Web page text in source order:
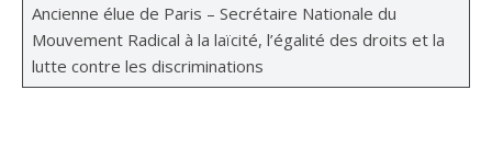
Ancienne élue de Paris – Secrétaire Nationale du
Mouvement Radical à la laïcité, l’égalité des droits et la
lutte contre les discriminations